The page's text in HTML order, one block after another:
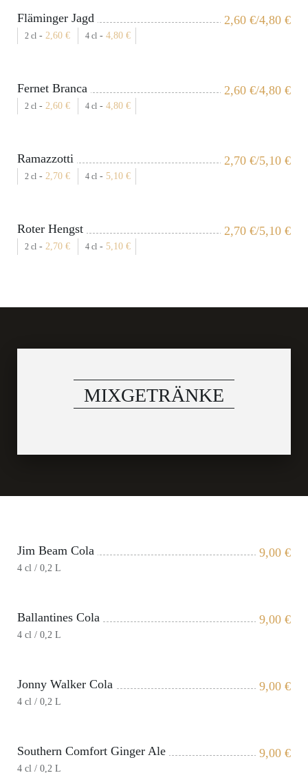
2,60 €/4,80 €
Fläminger Jagd
2 cl - 2,60 € 4 cl - 4,80 €
2,60 €/4,80 €
Fernet Branca
2 cl - 2,60 € 4 cl - 4,80 €
2,70 €/5,10 €
Ramazzotti
2 cl - 2,70 € 4 cl - 5,10 €
2,70 €/5,10 €
Roter Hengst
2 cl - 2,70 € 4 cl - 5,10 €
MIXGETRÄNKE
9,00 €
Jim Beam Cola
4 cl / 0,2 L
9,00 €
Ballantines Cola
4 cl / 0,2 L
9,00 €
Jonny Walker Cola
4 cl / 0,2 L
9,00 €
Southern Comfort Ginger Ale
4 cl / 0,2 L